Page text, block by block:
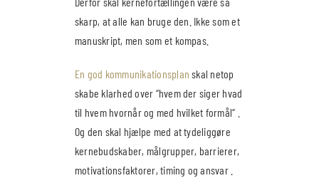
skarp, at alle kan bruge den. Ikke som et
manuskript, men som et kompas.
En god kommunikationsplan skal netop
skabe klarhed over “hvem der siger hvad
til hvem hvornår og med hvilket formål” .
Og den skal hjælpe med at tydeliggøre
kernebudskaber, målgrupper, barrierer,
motivationsfaktorer, timing og ansvar .